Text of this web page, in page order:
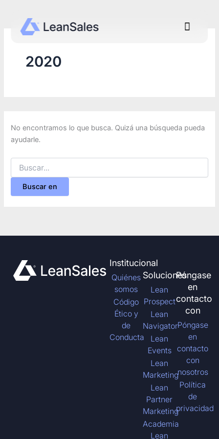
contenido
Menú
2020
No encontramos lo que busca. Quizá una búsqueda pueda
ayudarle.
Institucional
Quiénes
somos
Código
Ético y
de
Conducta
Soluciones
Lean
Prospect
Lean
Navigator
Lean
Events
Lean
Marketing
Lean
Partner
Marketing
Academia
Lean
Póngase
en
contacto
con
Póngase
en
contacto
con
nosotros
Política
de
privacidad